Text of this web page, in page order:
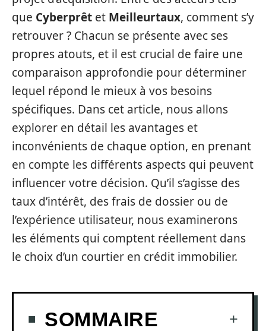
que Cyberprêt et Meilleurtaux, comment s’y
retrouver ? Chacun se présente avec ses
propres atouts, et il est crucial de faire une
comparaison approfondie pour déterminer
lequel répond le mieux à vos besoins
spécifiques. Dans cet article, nous allons
explorer en détail les avantages et
inconvénients de chaque option, en prenant
en compte les différents aspects qui peuvent
influencer votre décision. Qu’il s’agisse des
taux d’intérêt, des frais de dossier ou de
l’expérience utilisateur, nous examinerons
les éléments qui comptent réellement dans
le choix d’un courtier en crédit immobilier.
SOMMAIRE